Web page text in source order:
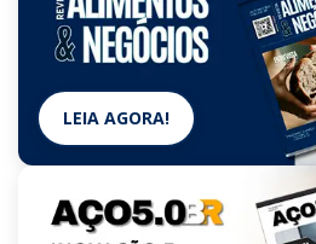
LEIA AGORA!